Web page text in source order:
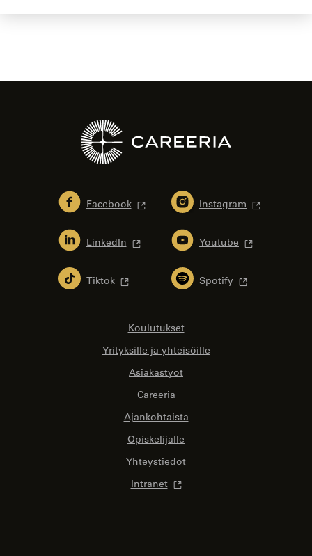
Facebook Instagram
LinkedIn Youtube
Tiktok Spotify
Koulutukset
Yrityksille ja yhteisöille
Asiakastyöt
Careeria
Ajankohtaista
Opiskelijalle
Yhteystiedot
Intranet